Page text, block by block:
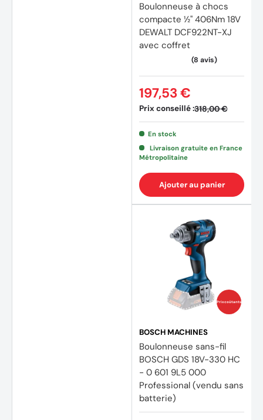
Boulonneuse à chocs
compacte ½'' 406Nm 18V
DEWALT DCF922NT-XJ
avec coffret
Prix conseillé :318,00 €
197,53 €
En stock
Livraison gratuite en France
Métropolitaine
Ajouter au panier
Prix coûtants
BOSCH MACHINES
Boulonneuse sans-fil
BOSCH GDS 18V-330 HC
- 0 601 9L5 000
Professional (vendu sans
batterie)